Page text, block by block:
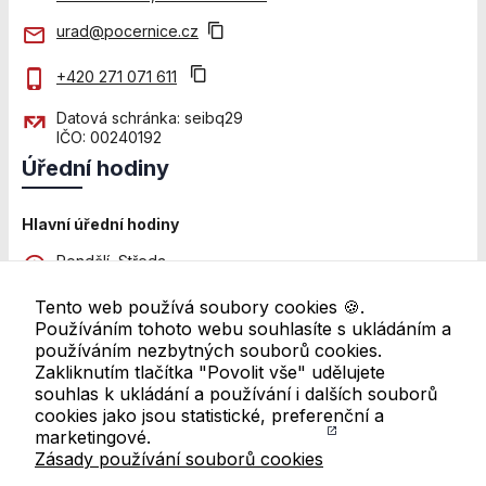
urad@pocernice.cz
+420 271 071 611
Datová schránka: seibq29
IČO: 00240192
Úřední hodiny
Hlavní úřední hodiny
Pondělí, Středa
Pátek
8:00 - 11:00
Další pracoviště
Úřední hodiny se mohou lišit. Pro ověření navštivte
přehled všech úředních hodin
Odkazy v patičce
Tento web používá soubory cookies 🍪.
Používáním tohoto webu souhlasíte s ukládáním a
používáním nezbytných souborů cookies.
Zakliknutím tlačítka "Povolit vše" udělujete
souhlas k ukládání a používání i dalších souborů
cookies jako jsou statistické, preferenční a
marketingové.
Zásady používání souborů cookies
návštěvě,
možnost
analýzy
výkonu a
optimalizace
našich
opatření.